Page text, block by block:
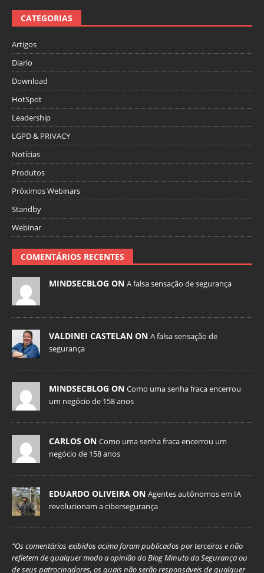
CATEGORIAS
Artigos
Diario
Download
HotSpot
Leadership
LGPD & PRIVACY
Notícias
Produtos
Próximos Webinars
Standby
Webinar
COMENTÁRIOS RECENTES
MINDSECBLOG ON A falsa sensação de segurança
VALDINEI CASTELAN ON A falsa sensação de
segurança
MINDSECBLOG ON Como uma senha fraca encerrou
um negócio de 158 anos
CARLOS ON Como uma senha fraca encerrou um
negócio de 158 anos
EDUARDO OLIVEIRA ON Agentes autônomos em IA
revolucionam a cibersegurança
“Os comentários exibidos acima foram publicados por terceiros e não
refletem de qualquer modo a opinião do Blog Minuto da Segurança ou
de seus patrocinadores, os quais não serão responsáveis de qualquer